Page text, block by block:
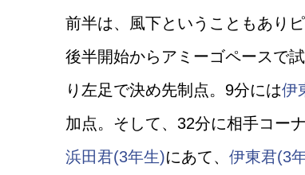
前半は、風下ということもあり
後半開始からアミーゴペースで
り左足で決め先制点。9分には伊
加点。そして、32分に相手コー
浜田君(3年生)にあて、 伊東君(3